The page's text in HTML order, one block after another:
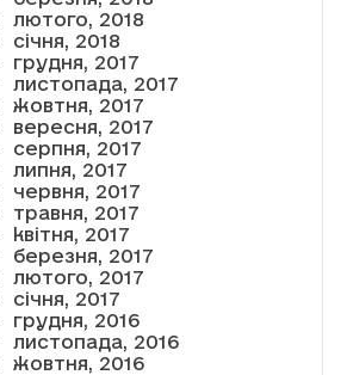
лютого, 2018
січня, 2018
грудня, 2017
листопада, 2017
жовтня, 2017
вересня, 2017
серпня, 2017
липня, 2017
червня, 2017
травня, 2017
квітня, 2017
березня, 2017
лютого, 2017
січня, 2017
грудня, 2016
листопада, 2016
жовтня, 2016